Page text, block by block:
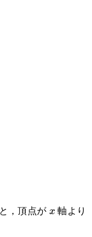
，頂点が x
x軸より